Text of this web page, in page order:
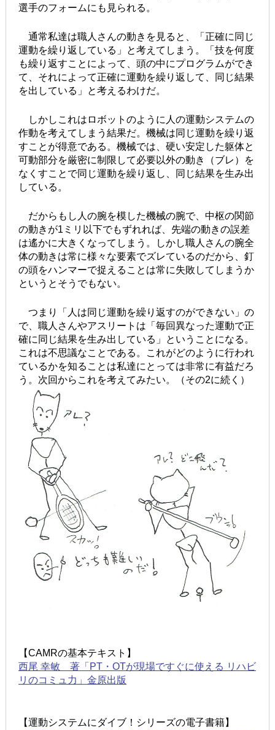
選手のフォームにも見られる。
通常私達は職人さんの動きを見ると、「正確に同じ
運動を繰り返している」と考えてしまう。「技を何度
も繰り返すことによって、頭の中にプログラムができ
て、それによって正確に運動を繰り返して、同じ結果
を出している」と考えるわけだ。
しかしこれはロボットのように人の運動システムの
作動を考えてしまう結果だ。機械は同じ運動を繰り返
すことが得意である。機械では、硬い安定した躯体と
可動部分を厳密に制限して必要以外の動き（ブレ）を
なくすことで同じ運動を繰り返し、同じ結果を生み出
している。
だからもし人の腕を模した機械の腕で、中枢の関節
の動きが1ミリ以下でもずれれば、先端の動きの誤差
は遙かに大きくなってしまう。しかし職人さんの腕全
体の動きは常に様々な要素でズレているのだから、釘
の頭をハンマーで捉えることは常に失敗してしまうか
というとそうでもない。
つまり「人は同じ運動を繰り返すのができない」の
で、職人さんやアスリートは「毎回異なった運動で正
確に同じ結果を生み出している」ということになる。
これは不思議なことである。これがどのように行われ
ているかを知ることは私達にとっては非常に有益だろ
う。次回からこれを考えてみたい。（その2に続く）
【CAMRの基本テキスト】
西尾 幸敏 著「PT・OTが現場ですぐに使える リハビ
リのコミュ力」金原出版
【運動システムにダイブ！シリーズの電子書籍】